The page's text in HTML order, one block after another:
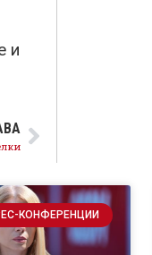
и
КОНФЕРЕНЦИИ